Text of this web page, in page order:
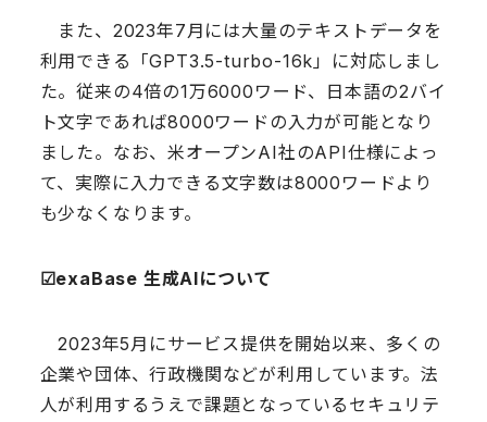
また、2023年7月には大量のテキストデータを
利用できる「GPT3.5-turbo-16k」に対応しまし
た。従来の4倍の1万6000ワード、日本語の2バイ
ト文字であれば8000ワードの入力が可能となり
ました。なお、米オープンAI社のAPI仕様によっ
て、実際に入力できる文字数は8000ワードより
も少なくなります。
☑︎exaBase 生成AIについて
2023年5月にサービス提供を開始以来、多くの
企業や団体、行政機関などが利用しています。法
人が利用するうえで課題となっているセキュリテ